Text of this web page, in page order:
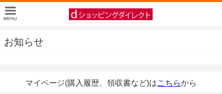
お知らせ
マイページ(購入履歴、領収書など)はこちらから